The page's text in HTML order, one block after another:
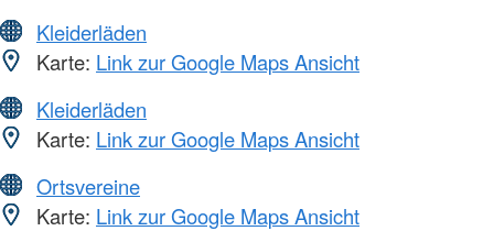
Kleiderläden
Karte: Link zur Google Maps Ansicht
Kleiderläden
Karte: Link zur Google Maps Ansicht
Ortsvereine
Karte: Link zur Google Maps Ansicht